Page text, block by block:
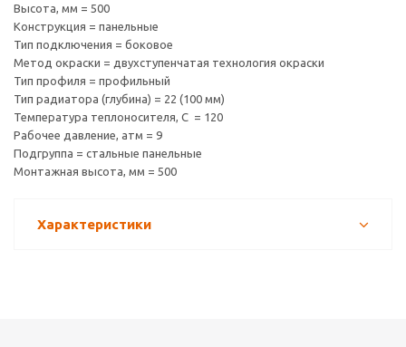
Высота, мм = 500
Конструкция = панельные
Тип подключения = боковое
Метод окраски = двухступенчатая технология окраски
Тип профиля = профильный
Тип радиатора (глубина) = 22 (100 мм)
Температура теплоносителя, С = 120
Рабочее давление, атм = 9
Подгруппа = стальные панельные
Монтажная высота, мм = 500
Характеристики